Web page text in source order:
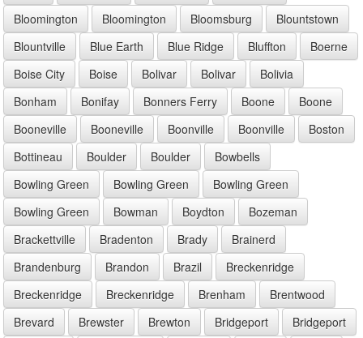
Bloomington
Bloomington Bloomsburg
Blountstown
Blountville
Blue Earth Blue Ridge Bluffton
Boerne
Boise City
Boise Bolivar Bolivar
Bolivia
Bonham
Bonifay Bonners Ferry Boone
Boone
Booneville
Booneville Boonville Boonville
Boston
Bottineau
Boulder Boulder
Bowbells
Bowling Green
Bowling Green
Bowling Green
Bowling Green
Bowman Boydton
Bozeman
Brackettville
Bradenton Brady
Brainerd
Brandenburg
Brandon Brazil
Breckenridge
Breckenridge
Breckenridge Brenham
Brentwood
Brevard
Brewster Brewton Bridgeport
Bridgeport